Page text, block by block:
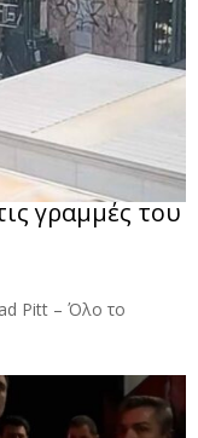
γραμμές του
Pitt – Όλο το